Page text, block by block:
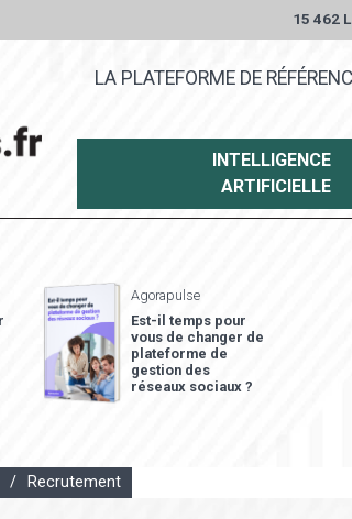
15 462
LA PLATEFORME DE
INTELLIGENCE
ARTIFICIELLE
Agorapulse
Est-il temps pour
vous de changer de
plateforme de
gestion des
réseaux sociaux ?
/ Recrutement